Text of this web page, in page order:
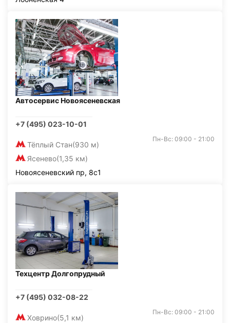
Автосервис Новоясеневская
+7 (495) 023-10-01
Тёплый Стан(930 м)
Ясенево(1,35 км)
Пн-Вс: 09:00 - 21:00
Новоясеневский пр, 8с1
Техцентр Долгопрудный
+7 (495) 032-08-22
Ховрино(5,1 км)
Пн-Вс: 09:00 - 21:00